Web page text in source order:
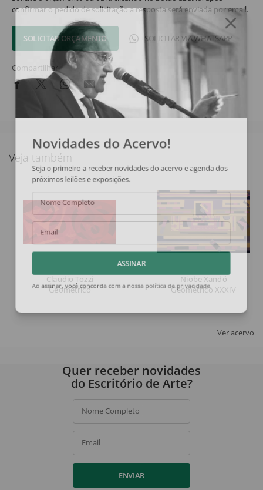
confirmar o pedido de solicitação a resposta será enviada por email.
SOLICITAR ORÇAMENTO SOLICITAR VIA WHATSAPP
Compartilhar
Veja também
Claudio Tozzi
Geométrico
Niobe Xandó
Geométrico XXXIV
Ver acervo
Novidades do Acervo!
Seja o primeiro a receber novidades do acervo e agenda dos
próximos leilões e exposições.
Nome Completo
Email
Ao assinar, você concorda com a nossa política de privacidade.
Quer receber novidades
do Escritório de Arte?
Nome Completo
Email
ENVIAR